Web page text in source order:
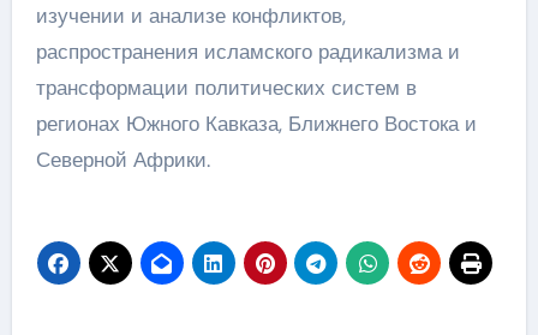
изучении и анализе конфликтов,
распространения исламского радикализма и
трансформации политических систем в
регионах Южного Кавказа, Ближнего Востока и
Северной Африки.